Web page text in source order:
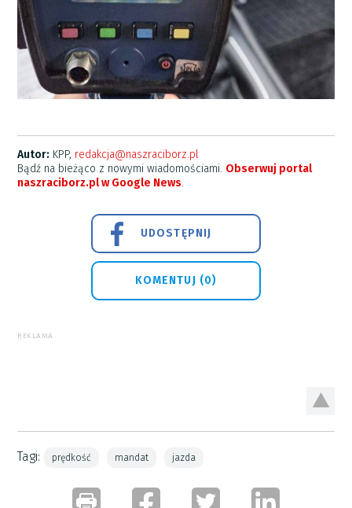
Autor: KPP, redakcja@naszraciborz.pl
Bądź na bieżąco z nowymi wiadomościami. Obserwuj portal
naszraciborz.pl w Google News.
UDOSTĘPNIJ
KOMENTUJ (0)
REKLAMA
Tagi: prędkość mandat jazda